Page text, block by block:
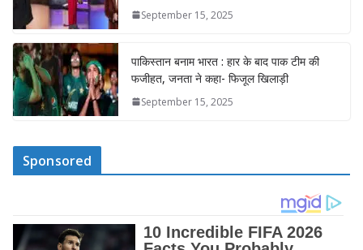
September 15, 2025
पाकिस्तान बनाम भारत : हार के बाद पाक टीम की
फजीहत, जनता ने कहा- फिजूल खिलाड़ी
September 15, 2025
Sponsored